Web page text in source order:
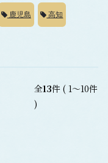
鹿児島 高知
全13件 ( 1～10件
)